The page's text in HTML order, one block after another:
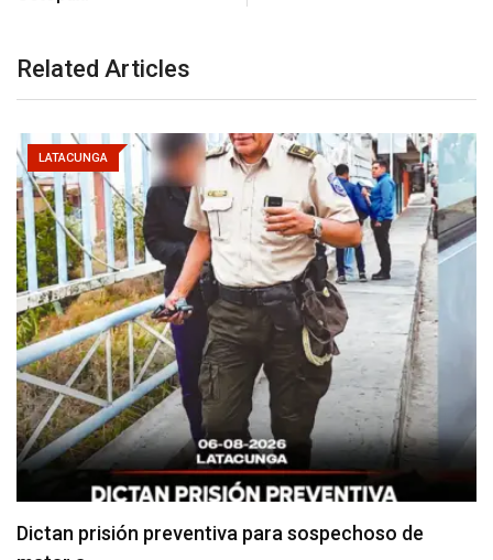
Related Articles
LATACUNGA
Usuarios madrugan y hacen largas filas para